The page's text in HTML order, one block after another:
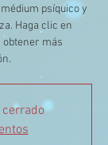
psíquico y
Haga clic en
obtener más